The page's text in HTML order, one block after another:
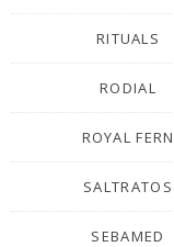
RITUALS
RODIAL
ROYAL FERN
SALTRATOS
SEBAMED